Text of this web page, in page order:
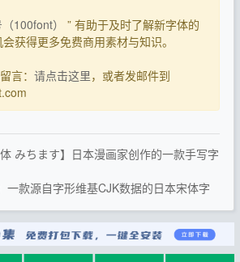
100font）
” 有助于及时了解新字体的
获得更多免费商用素材与知识。
言： 请点击这里，或者发邮件到
みちます】日本漫画家创作的一款手写字
一款源自字形维基CJK数据的日本宋体字